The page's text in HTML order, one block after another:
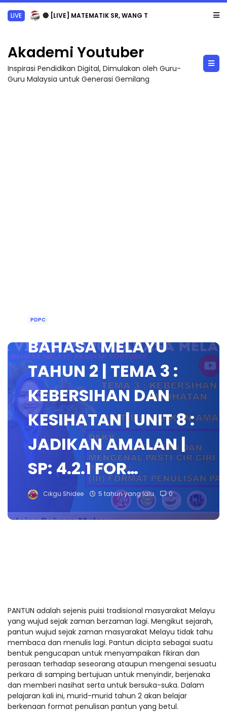
LIVE 🔴 [LIVE] MATEMATIK SR, WANG TAHUN 6 OLEH CIKGU ANITA #ALLINONE #141 #...
Akademi Youtuber
Inspirasi Pendidikan Digital, Dimulakan oleh Guru-
Guru Malaysia untuk Generasi Gemilang
PDPC
BAHASA MELAYU
TAHUN 2 | TEMA 3 :
KEBERSIHAN DAN
KESIHATAN | UNIT 8 :
JADIKAN AMALAN |
SP: 4.2.1 FOR…
Cikgu Shidee 5 tahun yang lalu 0
PANTUN adalah sejenis puisi tradisional masyarakat Melayu
yang wujud sejak zaman berzaman lagi. Mengikut sejarah,
pantun wujud sejak zaman masyarakat Melayu tidak tahu
membaca dan menulis lagi. Pantun dicipta sebagai suatu
bentuk pengucapan untuk menyampaikan fikiran dan
perasaan terhadap seseorang ataupun mengenai sesuatu
perkara di samping bertujuan untuk menyindir, berjenaka
dan memberi nasihat serta untuk bersuka-suka. Dalam
pelajaran kali ini, murid-murid tahun 2 akan belajar
berkenaan format penulisan pantun yang betul.